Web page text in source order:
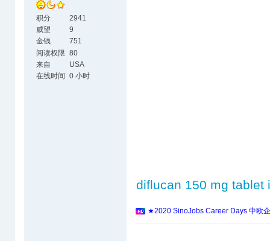
积分
2941
威望
9
金钱
751
阅读权限 80
来自
USA
在线时间
0 小时
diflucan 150 mg tablet
★2020 SinoJobs Career Days 中欧